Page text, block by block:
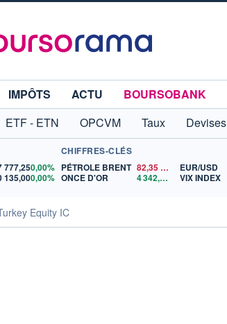
IMPÔTS ACTU
BOURSOBANK
ETF - ETN OPCVM Taux Devises
777,250,00%
135,000,00%
CHIFFRES-CLÉS
PÉTROLE BRENT 82,35
ONCE D'OR
4 342,26 $US
EUR/USD
VIX INDEX
Equity IC